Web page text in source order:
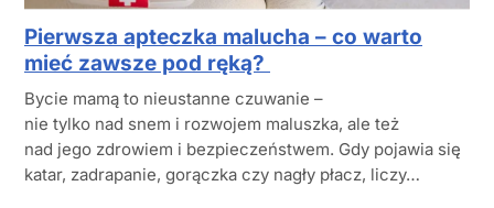
Pierwsza apteczka malucha – co warto
mieć zawsze pod ręką?
Bycie mamą to nieustanne czuwanie –
nie tylko nad snem i rozwojem maluszka, ale też
nad jego zdrowiem i bezpieczeństwem. Gdy pojawia się
katar, zadrapanie, gorączka czy nagły płacz, liczy…